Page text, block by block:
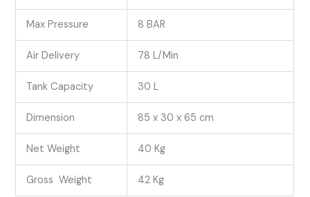
Max Pressure 8 BAR
Air Delivery 78 L/Min
Tank Capacity 30 L
Dimension 85 x 30 x 65 cm
Net Weight 40 Kg
Gross Weight 42 Kg